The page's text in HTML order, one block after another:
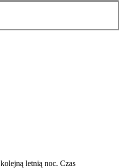
letnią noc. Czas